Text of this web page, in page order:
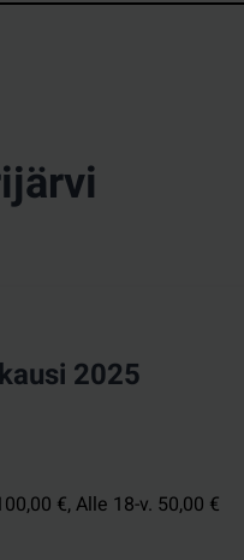
2025
€,Alle 18-v. 50,00 €